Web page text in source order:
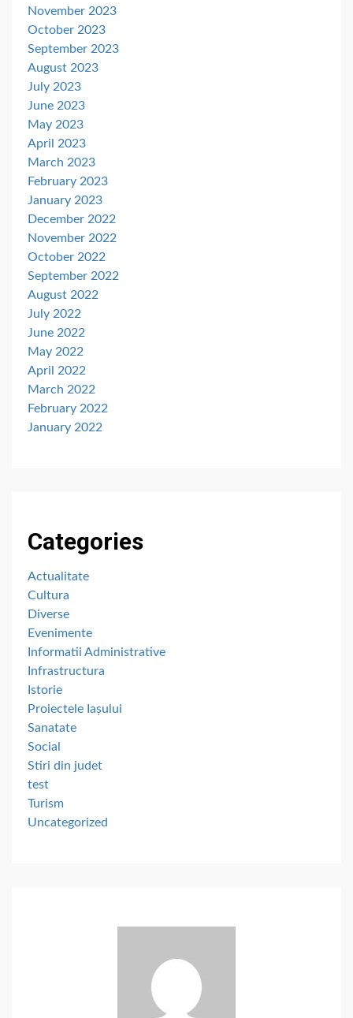
November 2023
October 2023
September 2023
August 2023
July 2023
June 2023
May 2023
April 2023
March 2023
February 2023
January 2023
December 2022
November 2022
October 2022
September 2022
August 2022
July 2022
June 2022
May 2022
April 2022
March 2022
February 2022
January 2022
Categories
Actualitate
Cultura
Diverse
Evenimente
Informatii Administrative
Infrastructura
Istorie
Proiectele Iașului
Sanatate
Social
Stiri din judet
test
Turism
Uncategorized